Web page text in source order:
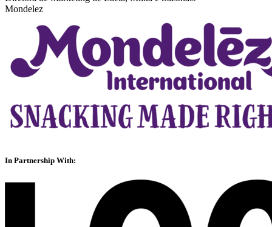
Mondelez
In Partnership With: